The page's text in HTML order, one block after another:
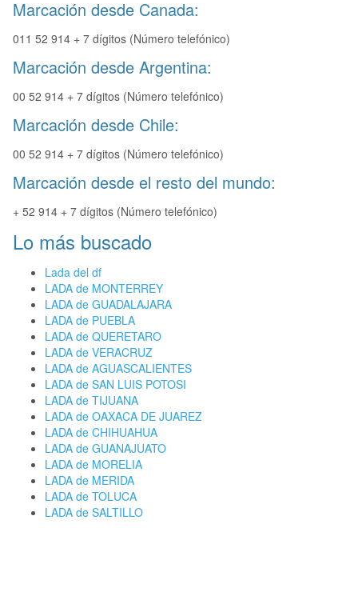
Marcación desde Canada:
011 52 914 + 7 dígitos (Número telefónico)
Marcación desde Argentina:
00 52 914 + 7 dígitos (Número telefónico)
Marcación desde Chile:
00 52 914 + 7 dígitos (Número telefónico)
Marcación desde el resto del mundo:
+ 52 914 + 7 dígitos (Número telefónico)
Lo más buscado
Lada del df
LADA de MONTERREY
LADA de GUADALAJARA
LADA de PUEBLA
LADA de QUERETARO
LADA de VERACRUZ
LADA de AGUASCALIENTES
LADA de SAN LUIS POTOSI
LADA de TIJUANA
LADA de OAXACA DE JUAREZ
LADA de CHIHUAHUA
LADA de GUANAJUATO
LADA de MORELIA
LADA de MERIDA
LADA de TOLUCA
LADA de SALTILLO